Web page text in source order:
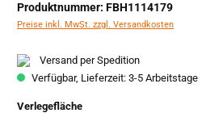
Produktnummer: FBH1114179
Preise inkl. MwSt. zzgl. Versandkosten
Versand per Spedition
Verfügbar, Lieferzeit: 3-5 Arbeitstage
Verlegeflächeauswählen